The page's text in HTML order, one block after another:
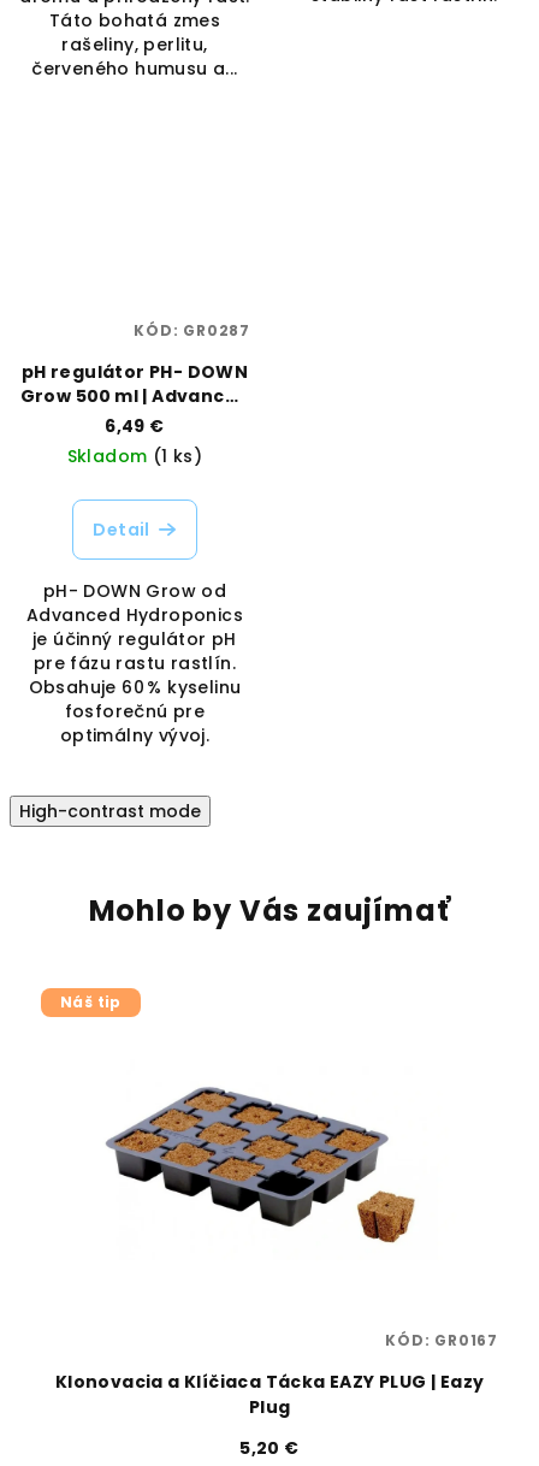
Táto bohatá zmes
rašeliny, perlitu,
červeného humusu a...
pH regulátor PH- DOWN
Grow 500 ml | Advanced
Hydroponics |
Vaporama
6,49 €
Skladom (1 ks)
Detail
pH- DOWN Grow od
Advanced Hydroponics
je účinný regulátor pH
pre fázu rastu rastlín.
Obsahuje 60 % kyselinu
fosforečnú pre
optimálny vývoj.
KÓD: GR0287
High-contrast mode
Mohlo by Vás zaujímať
Náš tip
Klonovacia a Klíčiaca Tácka EAZY PLUG | Eazy
Plug
5,20 €
KÓD: GR0167